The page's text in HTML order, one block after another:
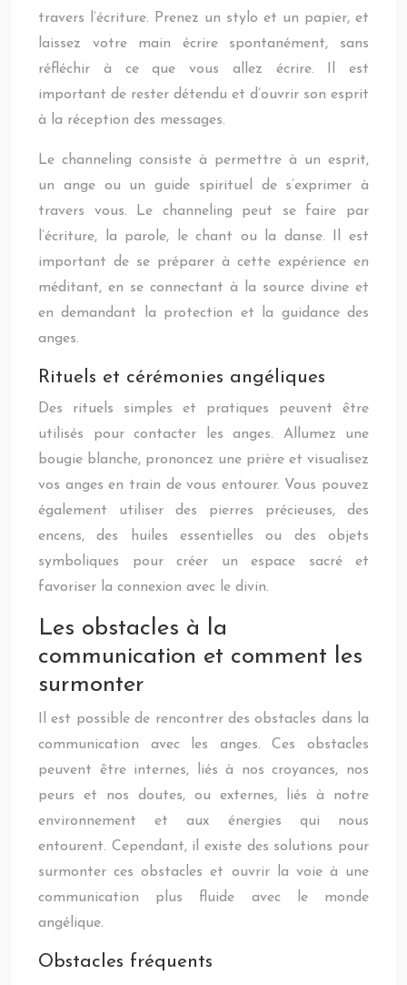
travers l’écriture. Prenez un stylo et un papier, et
laissez votre main écrire spontanément, sans
réfléchir à ce que vous allez écrire. Il est
important de rester détendu et d’ouvrir son esprit
à la réception des messages.
Le channeling consiste à permettre à un esprit,
un ange ou un guide spirituel de s’exprimer à
travers vous. Le channeling peut se faire par
l’écriture, la parole, le chant ou la danse. Il est
important de se préparer à cette expérience en
méditant, en se connectant à la source divine et
en demandant la protection et la guidance des
anges.
Rituels et cérémonies angéliques
Des rituels simples et pratiques peuvent être
utilisés pour contacter les anges. Allumez une
bougie blanche, prononcez une prière et visualisez
vos anges en train de vous entourer. Vous pouvez
également utiliser des pierres précieuses, des
encens, des huiles essentielles ou des objets
symboliques pour créer un espace sacré et
favoriser la connexion avec le divin.
Les obstacles à la
communication et comment les
surmonter
Il est possible de rencontrer des obstacles dans la
communication avec les anges. Ces obstacles
peuvent être internes, liés à nos croyances, nos
peurs et nos doutes, ou externes, liés à notre
environnement et aux énergies qui nous
entourent. Cependant, il existe des solutions pour
surmonter ces obstacles et ouvrir la voie à une
communication plus fluide avec le monde
angélique.
Obstacles fréquents